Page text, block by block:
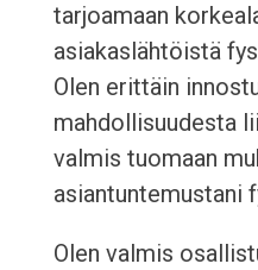
tarjoamaan
asiakaslähtöistä
Olen erittäin
mahdollisuudesta
valmis tuomaan
asiantuntemustani
Olen valmis